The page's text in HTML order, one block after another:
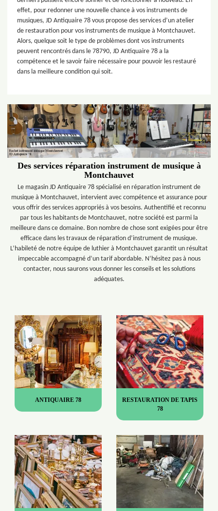
effet, pour redonner une nouvelle chance à vos instruments de
musiques, JD Antiquaire 78 vous propose des services d’un atelier
de restauration pour vos instruments de musique à Montchauvet.
Alors, quelque soit le type de problèmes dont vos instruments
peuvent rencontrés dans le 78790, JD Antiquaire 78 a la
compétence et le savoir faire nécessaire pour pouvoir les restauré
dans la meilleure condition qui soit.
Des services réparation instrument de musique à
Montchauvet
Le magasin JD Antiquaire 78 spécialisé en réparation instrument de
musique à Montchauvet, intervient avec compétence et assurance pour
vous offrir des services appropriés à vos besoins. Authentifié et reconnu
par tous les habitants de Montchauvet, notre société est parmi la
meilleure dans ce domaine. Bon nombre de chose sont exigées pour être
efficace dans les travaux de réparation d’instrument de musique.
L’habileté de notre équipe de luthier à Montchauvet garantit un résultat
impeccable accompagné d’un tarif abordable. N’hésitez pas à nous
contacter, nous saurons vous donner les conseils et les solutions
adéquates.
ANTIQUAIRE 78
RESTAURATION DE TAPIS
78